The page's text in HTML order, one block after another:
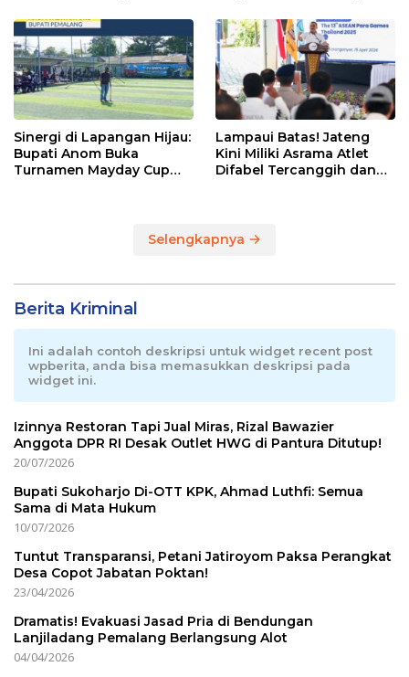
Sinergi di Lapangan Hijau:
Bupati Anom Buka
Turnamen Mayday Cup
Lampaui Batas! Jateng
Kini Miliki Asrama Atlet
Difabel Tercanggih dan
Selengkapnya
Berita Kriminal
Ini adalah contoh deskripsi untuk widget recent post
wpberita, anda bisa memasukkan deskripsi pada
widget ini.
Izinnya Restoran Tapi Jual Miras, Rizal Bawazier
Anggota DPR RI Desak Outlet HWG di Pantura Ditutup!
20/07/2026
Bupati Sukoharjo Di-OTT KPK, Ahmad Luthfi: Semua
Sama di Mata Hukum
10/07/2026
Tuntut Transparansi, Petani Jatiroyom Paksa Perangkat
Desa Copot Jabatan Poktan!
23/04/2026
Dramatis! Evakuasi Jasad Pria di Bendungan
Lanjiladang Pemalang Berlangsung Alot
04/04/2026